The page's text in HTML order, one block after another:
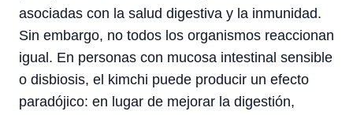
asociadas con la salud digestiva y la inmunidad.
Sin embargo, no todos los organismos reaccionan
igual. En personas con mucosa intestinal sensible
o disbiosis, el kimchi puede producir un efecto
paradójico: en lugar de mejorar la digestión,